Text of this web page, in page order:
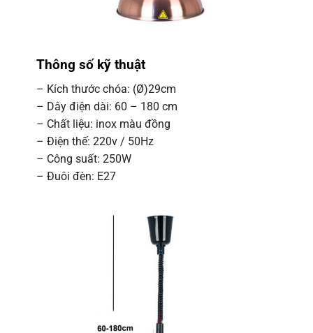
Thông số kỹ thuật
– Kích thước chóa: (Ø)29cm
– Dây điện dài: 60 – 180 cm
– Chất liệu: inox màu đồng
– Điện thế: 220v / 50Hz
– Công suất: 250W
– Đuôi đèn: E27